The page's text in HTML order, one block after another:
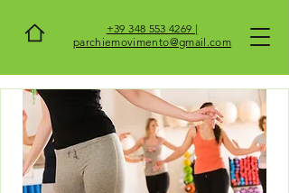
+39 348 553 4269 |
parchiemovimento@gmail.com